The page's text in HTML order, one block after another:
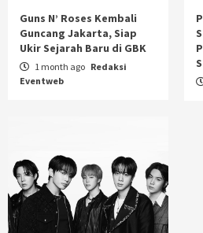
Guns N’ Roses Kembali
Guncang Jakarta, Siap
Ukir Sejarah Baru di GBK
1 month ago Redaksi
Eventweb